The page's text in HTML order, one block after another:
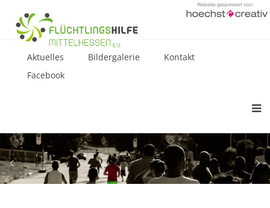
Aktuelles Bildergalerie
Kontakt
Facebook